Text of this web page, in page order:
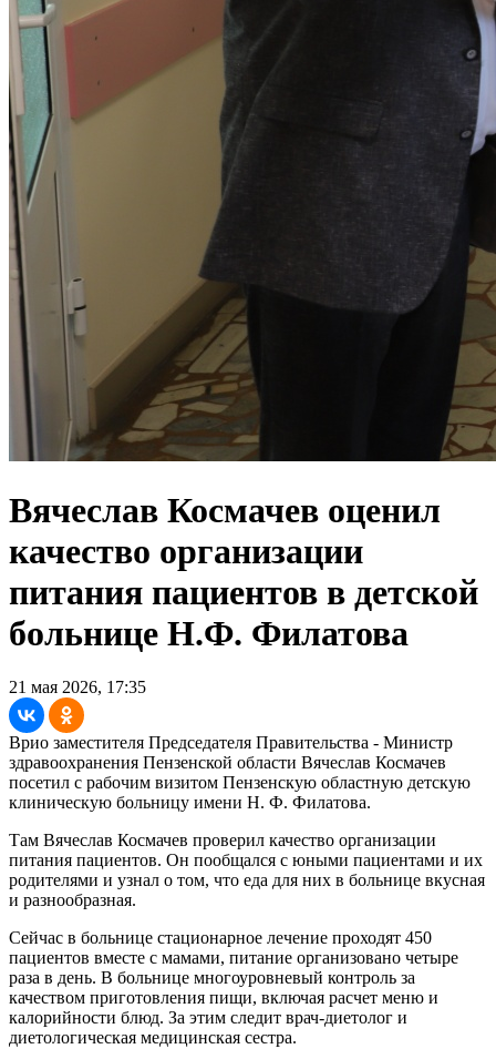
Вячеслав Космачев оценил
качество организации
питания пациентов в детской
больнице Н.Ф. Филатова
21 мая 2026, 17:35
Врио заместителя Председателя Правительства - Министр
здравоохранения Пензенской области Вячеслав Космачев
посетил с рабочим визитом Пензенскую областную детскую
клиническую больницу имени Н. Ф. Филатова.
Там Вячеслав Космачев проверил качество организации
питания пациентов. Он пообщался с юными пациентами и их
родителями и узнал о том, что еда для них в больнице вкусная
и разнообразная.
Сейчас в больнице стационарное лечение проходят 450
пациентов вместе с мамами, питание организовано четыре
раза в день. В больнице многоуровневый контроль за
качеством приготовления пищи, включая расчет меню и
калорийности блюд. За этим следит врач-диетолог и
диетологическая медицинская сестра.